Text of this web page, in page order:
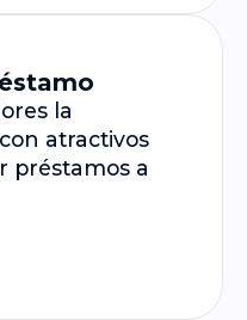
la
atractivos
préstamos a